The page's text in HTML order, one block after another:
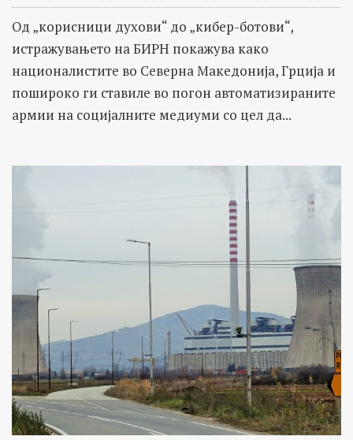
Од „корисници духови“ до „кибер-ботови“,
истражувањето на БИРН покажува како
националистите во Северна Македонија, Грција и
пошироко ги ставиле во погон автоматизираните
армии на социјалните медиуми со цел да...